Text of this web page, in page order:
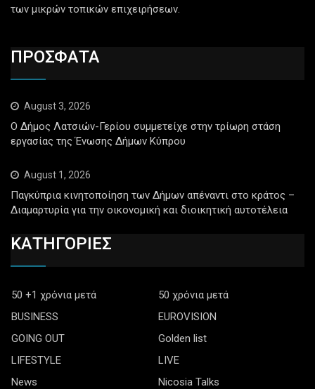
των μικρών τοπικών επιχειρήσεων.
ΠΡΟΣΦΑΤΑ
August 3, 2026
Ο Δήμος Λατσιών-Γερίου συμμετείχε στην τρίωρη στάση
εργασίας της Ένωσης Δήμων Κύπρου
August 1, 2026
Παγκύπρια κινητοποίηση των Δήμων απέναντι στο κράτος –
Διαμαρτυρία για την οικονομική και διοικητική αυτοτέλεια
ΚΑΤΗΓΟΡΙΕΣ
50 +1 χρόνια μετά
50 χρόνια μετά
BUSINESS
EUROVISION
GOING OUT
Golden list
LIFESTYLE
LIVE
News
Nicosia Talks